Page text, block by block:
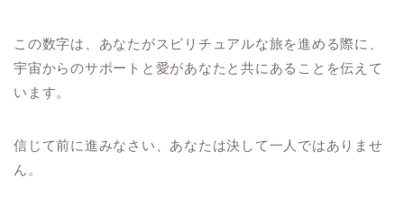
この数字は、あなたがスピリチュアルな旅を進める際に、
宇宙からのサポートと愛があなたと共にあることを伝えて
います。
信じて前に進みなさい、あなたは決して一人ではありませ
ん。